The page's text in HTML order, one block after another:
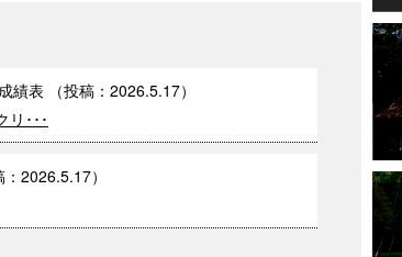
績表 （投稿： 2026.5.17）
･･･
2026.5.17）